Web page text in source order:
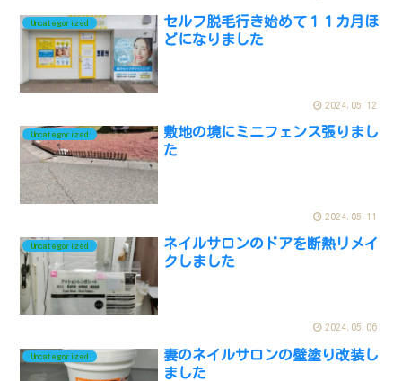
Uncategorized
セルフ脱毛行き始めて１１カ月ほ
どになりました
2024.05.12
Uncategorized
敷地の境にミニフェンス張りまし
た
2024.05.11
Uncategorized
ネイルサロンのドアを断熱リメイ
クしました
2024.05.06
Uncategorized
妻のネイルサロンの壁塗り改装し
ました